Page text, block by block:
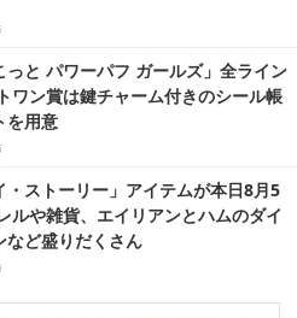
っと パワーパフ ガールズ」全ライン
ワン賞は鍵チャーム付きのシール帳
を用意
・ストーリー」アイテムが本日8月5
ルや雑貨、エイリアンとハムのダイ
など盛りだくさん